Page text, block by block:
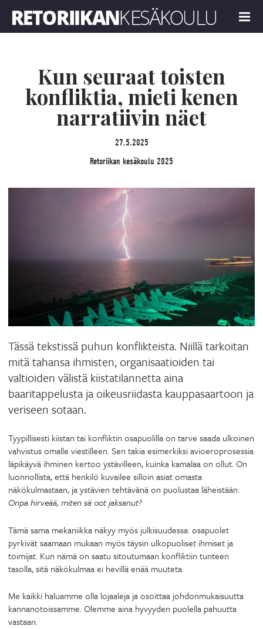
MENU
Kun seuraat toisten
konfliktia, mieti kenen
narratiivin näet
27.5.2025
Retoriikan kesäkoulu 2025
Tässä tekstissä puhun konflikteista. Niillä tarkoitan
mitä tahansa ihmisten, organisaatioiden tai
valtioiden välistä kiistatilannetta aina
baaritappelusta ja oikeusriidasta kauppasaartoon ja
veriseen sotaan.
Tyypillisesti kiistan tai konfliktin osapuolilla on tarve saada ulkoinen
vahvistus omalle viestilleen. Sen takia esimerkiksi avioeroprosessia
läpikäyvä ihminen kertoo ystävilleen, kuinka kamalaa on ollut. On
luonnollista, että henkilö kuvailee silloin asiat omasta
näkökulmastaan, ja ystävien tehtävänä on puolustaa läheistään.
Onpa hirveää, miten sä oot jaksanut?
Tämä sama mekaniikka näkyy myös julkisuudessa: osapuolet
pyrkivät saamaan mukaan myös täysin ulkopuoliset ihmiset ja
toimijat. Kun nämä on saatu sitoutumaan konfliktiin tunteen
tasolla, sitä näkökulmaa ei hevillä enää muuteta.
Me kaikki haluamme olla lojaaleja ja osoittaa johdonmukaisuutta
kannanotoissamme. Olemme aina hyvyyden puolella pahuutta
vastaan.